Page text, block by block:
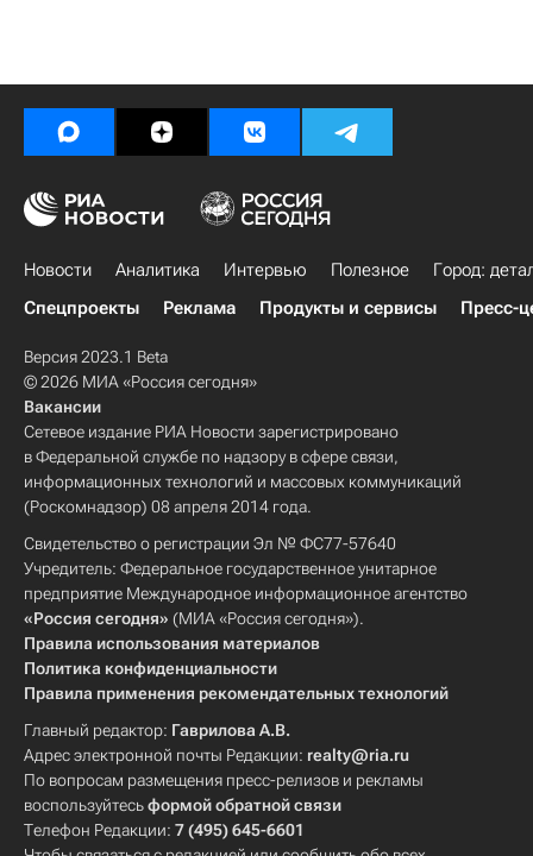
Новости Аналитика Интервью Полезное
Город:
Спецпроекты
Реклама Продукты и сервисы Пресс-
Версия 2023.1 Beta
© 2026 МИА «Россия сегодня»
Вакансии
Сетевое издание РИА Новости зарегистрировано
в Федеральной службе по надзору в сфере связи,
информационных технологий и массовых коммуникаций
(Роскомнадзор) 08 апреля 2014 года.
Свидетельство о регистрации Эл № ФС77-57640
Учредитель: Федеральное государственное унитарное
предприятие Международное информационное агентство
«Россия сегодня» (МИА «Россия сегодня»).
Правила использования материалов
Политика конфиденциальности
Правила применения рекомендательных технологий
Главный редактор: Гаврилова А.В.
Адрес электронной почты Редакции: realty@ria.ru
По вопросам размещения пресс-релизов и рекламы
воспользуйтесьформой обратной связи
Телефон Редакции: 7 (495) 645-6601